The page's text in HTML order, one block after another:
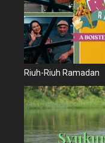
Riuh-Riuh Ramadan